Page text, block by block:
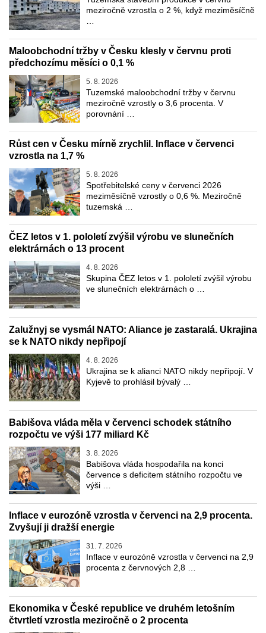
meziročně vzrostla o 2 %, když meziměsíčně
Maloobchodní tržby v Česku klesly v červnu proti
předchozímu měsíci o 0,1 %
5. 8. 2026
Tuzemské maloobchodní tržby v červnu
meziročně vzrostly o 3,6 procenta. V
porovnání …
Růst cen v Česku mírně zrychlil. Inflace v červenci
vzrostla na 1,7 %
5. 8. 2026
Spotřebitelské ceny v červenci 2026
meziměsíčně vzrostly o 0,6 %. Meziročně
tuzemská …
ČEZ letos v 1. pololetí zvýšil výrobu ve slunečních
elektrárnách o 13 procent
4. 8. 2026
Skupina ČEZ letos v 1. pololetí zvýšil výrobu
ve slunečních elektrárnách o …
Zalužnyj se vysmál NATO: Aliance je zastaralá. Ukrajina
se k NATO nikdy nepřipojí
4. 8. 2026
Ukrajina se k alianci NATO nikdy nepřipojí. V
Kyjevě to prohlásil bývalý …
Babišova vláda měla v červenci schodek státního
rozpočtu ve výši 177 miliard Kč
3. 8. 2026
Babišova vláda hospodařila na konci
července s deficitem státního rozpočtu ve
výši …
Inflace v eurozóně vzrostla v červenci na 2,9 procenta.
Zvyšují ji dražší energie
31. 7. 2026
Inflace v eurozóně vzrostla v červenci na 2,9
procenta z červnových 2,8 …
Ekonomika v České republice ve druhém letošním
čtvrtletí vzrostla meziročně o 2 procenta